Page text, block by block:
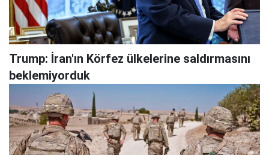
Trump: İran'ın Körfez ülkelerine saldırmasını
beklemiyorduk